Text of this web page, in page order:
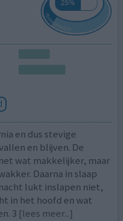
en dus stevige
en blijven. De
wat makkelijker, maar
Daarna in slaap
lukt inslapen niet,
in het hoofd en wat
3 [lees meer...]